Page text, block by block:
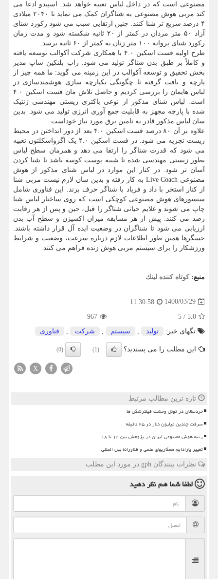
مصنوعی است که در داخل لباس تعبیه خواهد شد. اسپیدو ادعا می
کند مربی هوش مصنوعی به شناگران کمک می نماید تا ۲۰۴۰ میلادی
۴ درصد سریع تر شنا کنند. چنین ارتقایی سبب می شود رکورد شنای
آزاد ۵۰ متر مردان در کمتر از ۲۰ ثانیه شکسته شود و مدت زمان
رکورد شنای پروانه ۱۰۰ متر زنان به کمتر از ۶۰ ثانیه برسد.
طرح اولیه فست اسکین ۴.۰ با همکاری شرکت آکوالب توسعه یافته
و کاملاً بر طبق بدن شناگر تولید می شود. راب بلنکین ساپ مدیر
بخش تحقیق و توسعه آکوالب در این زمینه می گوید: ما همه چیز از
پارچه و بافت گرفته تا چگونگی یکپارچه سازی هوشمندسازی در
لباس هایمان را بررسی کردیم و حاصل تلاش مان فست اسکین ۴.۰
است. لباس شنای مذکور از نوعی باکتری زیستی مهندسی ژنتیک
شده با پارچه مجهز به قابلیت جمع آوری انرژی تولید می شود. بدین
سان لباس مذکور قادر به تامین برق مورد نیاز خوداست.
علاوه بر آن ۸۰ درصد فست اسکین ۴.۰ بعد از دور انداختن در محیط
زیست تجزیه می شود. در فست اسکین ۴.۰ یک اگزواسکلتون تعبیه
می شود که قدرت شناگر را ارتقا می دهد و همزمان سطح لباس
بطور زیستی مهندسی شده تا شبیه پوست کوسه باشد تا شنا کردن
آسان تر شود. در کنار این موارد در لباس شنای مذکور از هوش
مصنوعی Live Coach به کار رفته و بدین سان لازم نیست مربی شنا
از کنار استخر با داد و فریاد با شناگر حرف بزند. این فناوری شامل
سنسورهای هوش مصنوعی کوچکی است که روی ساختار لباس شنا
چاپ می شوند و علایم حیاتی شناگر را قبل، حین و پس از هر رقابت
رصد می کنند. پیش از هر مسابقه میزان اکسیژن و سطح آب بدن
ارزیابی می شود تا شناگران در وضعیت ایده آل قرار داشته باشند.
حسگرها همین طور اطلاعات لازم درباره سرعت، وضعیت و شرایط
ورزشکار را برای سیستم مربی هوش زنده فراهم می کنند.
منبع: كوتاه كننده لینك
1400/03/29
11:30:58
5.0
/
5
967
تگهای خبر:
تولید , سیستم , شركت , فناوری
این مطلب را می پسندید؟ (1)
(0)
X
تازه ترین مطالب مرتبط
خردسالان در تونل وحشت فیلترشکن ها
سرقت چندین میلیون دلار در ۲۵ دقیقه
رتبه هوش مصنوعی ایران در پژوهش بین ۱۲ تا ۱۸
تغییر پارادایم همکاریهای علمی و فناورانه بین المللی
نظرات بینندگان gph در مورد این مطلب
لطفا شما همنظر دهید